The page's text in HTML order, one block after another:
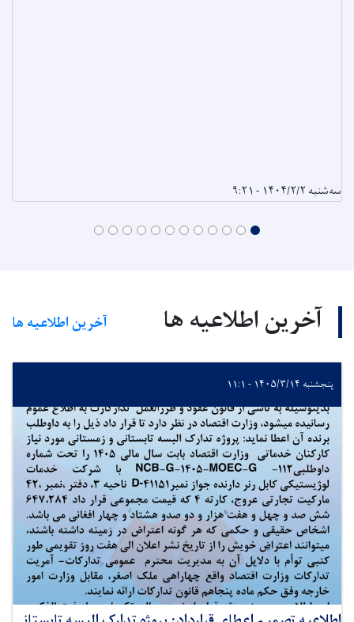
سه‌شنبه ۱۴۰۴/۲/۲ - ۹:۲۱
آخرین اطلاعیه ها آخرین اطلاعیه ها
پنجشنبه ۱۴۰۵/۳/۱۴ - ۱۱:۱